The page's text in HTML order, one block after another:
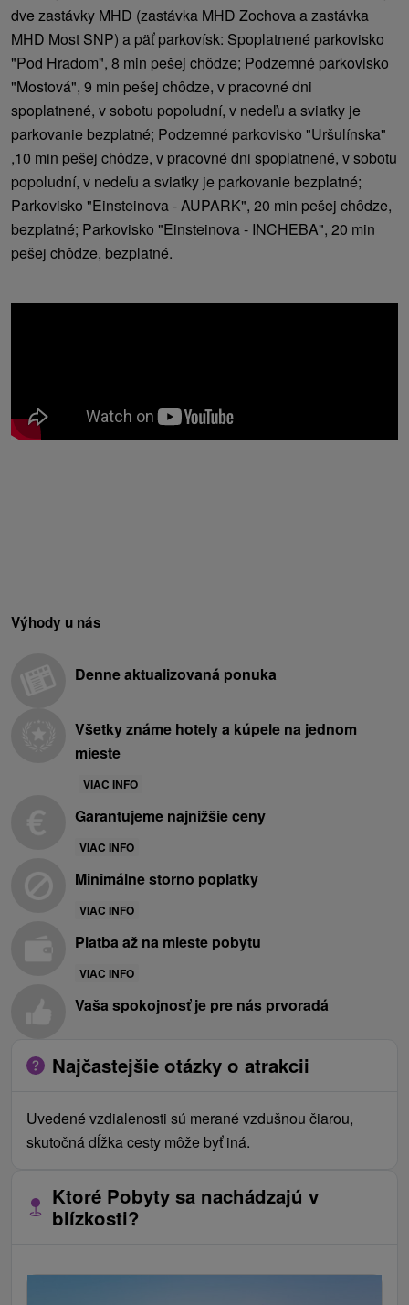
dve zastávky MHD (zastávka MHD Zochova a zastávka
MHD Most SNP) a päť parkovísk: Spoplatnené parkovisko
"Pod Hradom", 8 min pešej chôdze; Podzemné parkovisko
"Mostová", 9 min pešej chôdze, v pracovné dni
spoplatnené, v sobotu popoludní, v nedeľu a sviatky je
parkovanie bezplatné; Podzemné parkovisko "Uršulínska"
,10 min pešej chôdze, v pracovné dni spoplatnené, v sobotu
popoludní, v nedeľu a sviatky je parkovanie bezplatné;
Parkovisko "Einsteinova - AUPARK", 20 min pešej chôdze,
bezplatné; Parkovisko "Einsteinova - INCHEBA", 20 min
pešej chôdze, bezplatné.
Výhody u nás
Denne aktualizovaná ponuka
Všetky známe hotely a kúpele na jednom
mieste
VIAC INFO
Garantujeme najnižšie ceny
VIAC INFO
Minimálne storno poplatky
VIAC INFO
Platba až na mieste pobytu
VIAC INFO
Vaša spokojnosť je pre nás prvoradá
Najčastejšie otázky o atrakcii
Uvedené vzdialenosti sú merané vzdušnou čiarou,
skutočná dĺžka cesty môže byť iná.
Ktoré Pobyty sa nachádzajú v
blízkosti?